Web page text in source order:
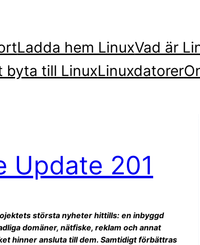
Ladda hem LinuxVad är
byta till LinuxLinuxdatorer
Update 201
största nyheter hittills: en inbyggd
domäner, nätfiske, reklam och annat
hinner ansluta till dem. Samtidigt förbättras